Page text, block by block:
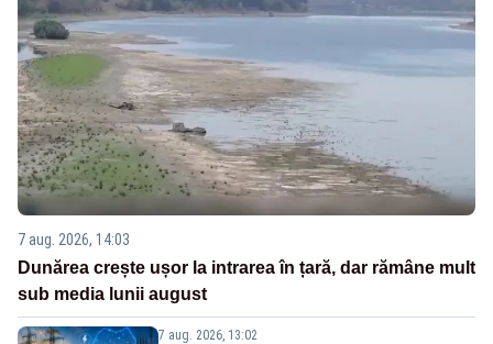
7 aug. 2026, 14:03
Dunărea crește ușor la intrarea în țară, dar rămâne mult
sub media lunii august
7 aug. 2026, 13:02